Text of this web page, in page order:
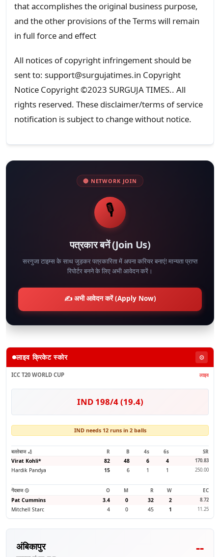
that accomplishes the original business purpose,
and the other provisions of the Terms will remain
in full force and effect
All notices of copyright infringement should be
sent to: support@surgujatimes.in Copyright
Notice Copyright ©2023 SURGUJA TIMES.. All
rights reserved. These disclaimer/terms of service
notification is subject to change without notice.
🔴 NETWORK JOIN
🎙️
पत्रकार बनें (Join Us)
सरगुजा टाइम्स के साथ जुड़कर पत्रकारिता में अपना करियर बनाएं! मान्यता प्राप्त
रिपोर्टर बनने के लिए अभी आवेदन करें।
✍️ अभी आवेदन करें (Apply Now)
लाइव क्रिकेट स्कोर ⚙️
ICC T20 WORLD CUP लाइव
IND 198/4 (19.4)
IND needs 12 runs in 2 balls
बल्लेबाज 🏏 R B 4s 6s
SR
Virat Kohli* 82 48 6 4 170.83
Hardik Pandya 15 6 1 1 250.00
गेंदबाज 🥎 O M R W
EC
Pat Cummins
3.4 0 32 2 8.72
Mitchell Starc 4 0 45 1 11.25
अंबिकापुर --